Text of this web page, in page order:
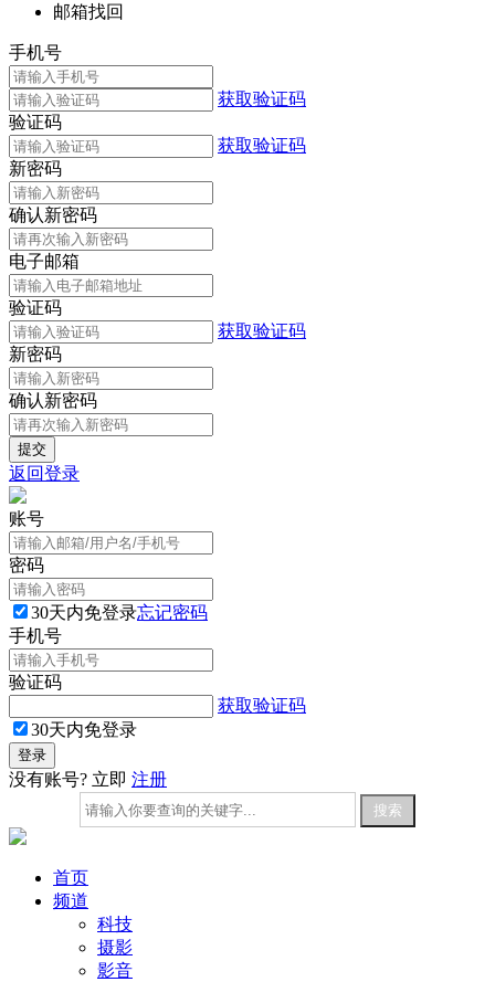
邮箱找回
手机号
获取验证码
验证码
获取验证码
新密码
确认新密码
电子邮箱
验证码
获取验证码
新密码
确认新密码
返回登录
账号
密码
30天内免登录忘记密码
手机号
验证码
获取验证码
30天内免登录
没有账号? 立即 注册
首页
频道
科技
摄影
影音